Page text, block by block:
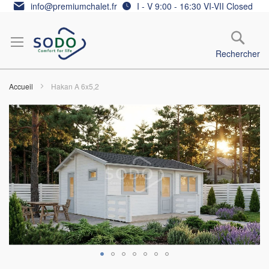
Allez info@premiumchalet.fr I - V 9:00 - 16:30 VI-VII Closed
Rechercher
Accueil Hakan A 6x5,2
Skip
to
the
end
of
the
images
gallery